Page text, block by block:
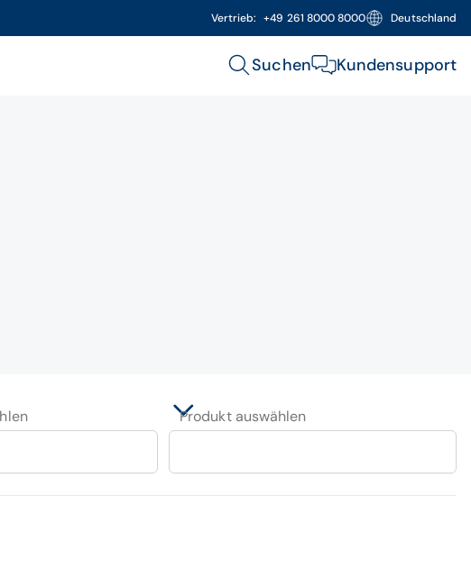
Vertrieb: +49 261 8000 8000 Deutschland
Suchen Kundensupport
Produkt auswählen